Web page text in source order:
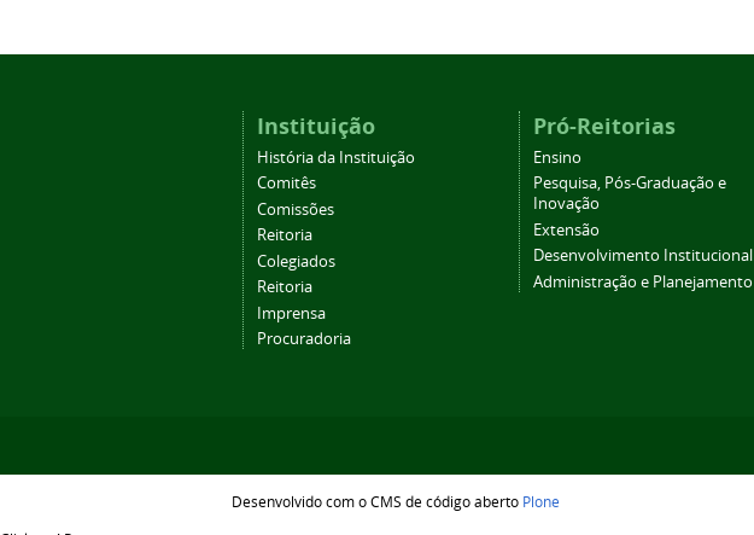
Instituição
História da Instituição
Comitês
Comissões
Reitoria
Colegiados
Reitoria
Imprensa
Procuradoria
Pró-Reitorias
Ensino
Pesquisa, Pós-Graduação e
Inovação
Extensão
Desenvolvimento Institucional
Administração e Planejamento
Desenvolvido com o CMS de código aberto Plone